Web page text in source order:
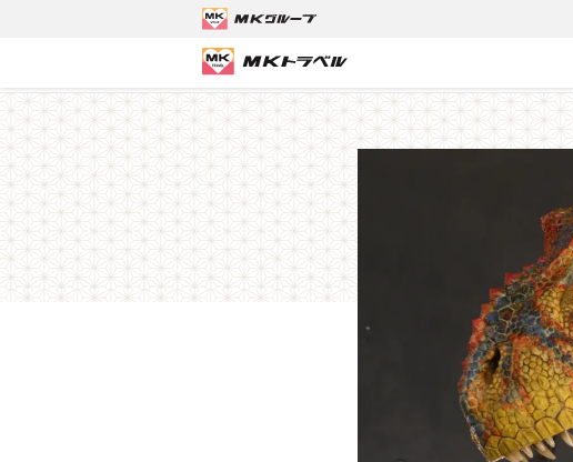
MKトラベルTOP 京都発バスツアー